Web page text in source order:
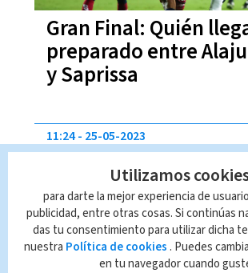
Gran Final: Quién
preparado entre
y Saprissa
11:24 25-05-2023
Utilizamos
para darte la mejor experiencia de
publicidad, entre otras cosas. Si continúas
das tu consentimiento para utilizar dicha
nuestra Política de cookies . Puedes
en tu navegador cuando